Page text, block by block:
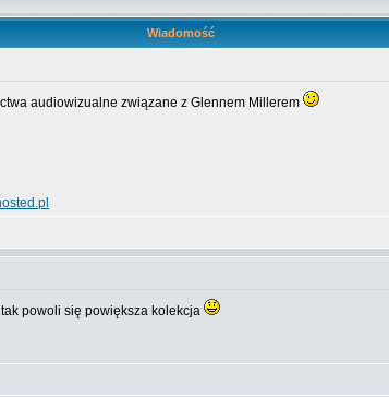
Wiadomość
audiowizualne związane z Glennem Millerem
powoli się powiększa kolekcja